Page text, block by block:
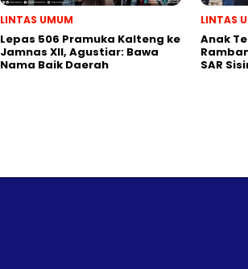
LINTAS UMUM
Lepas 506 Pramuka Kalteng ke
Jamnas XII, Agustiar: Bawa
Nama Baik Daerah
LINTAS
Anak
SAR